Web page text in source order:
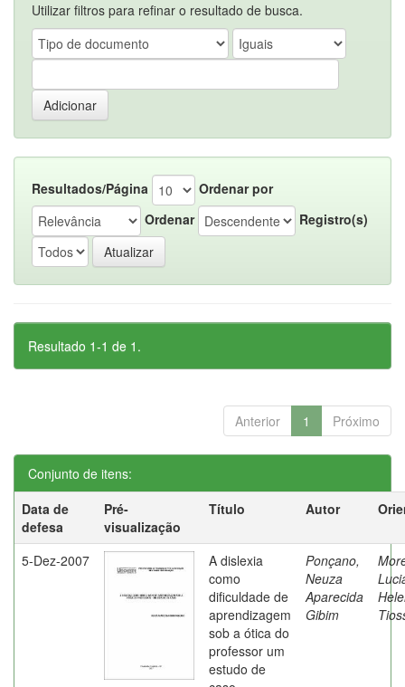
Utilizar filtros para refinar o resultado de busca.
Resultados/Página
Ordenar por
Ordenar
Registro(s)
Resultado 1-1 de 1.
Anterior 1 Próximo
Conjunto de itens:
Data de
defesa
Pré-
visualização
Título Autor
5-Dez-2007
A dislexia
como
dificuldade de
aprendizagem
sob a ótica do
professor um
estudo de
Ponçano,
Neuza
Aparecida
Gibim